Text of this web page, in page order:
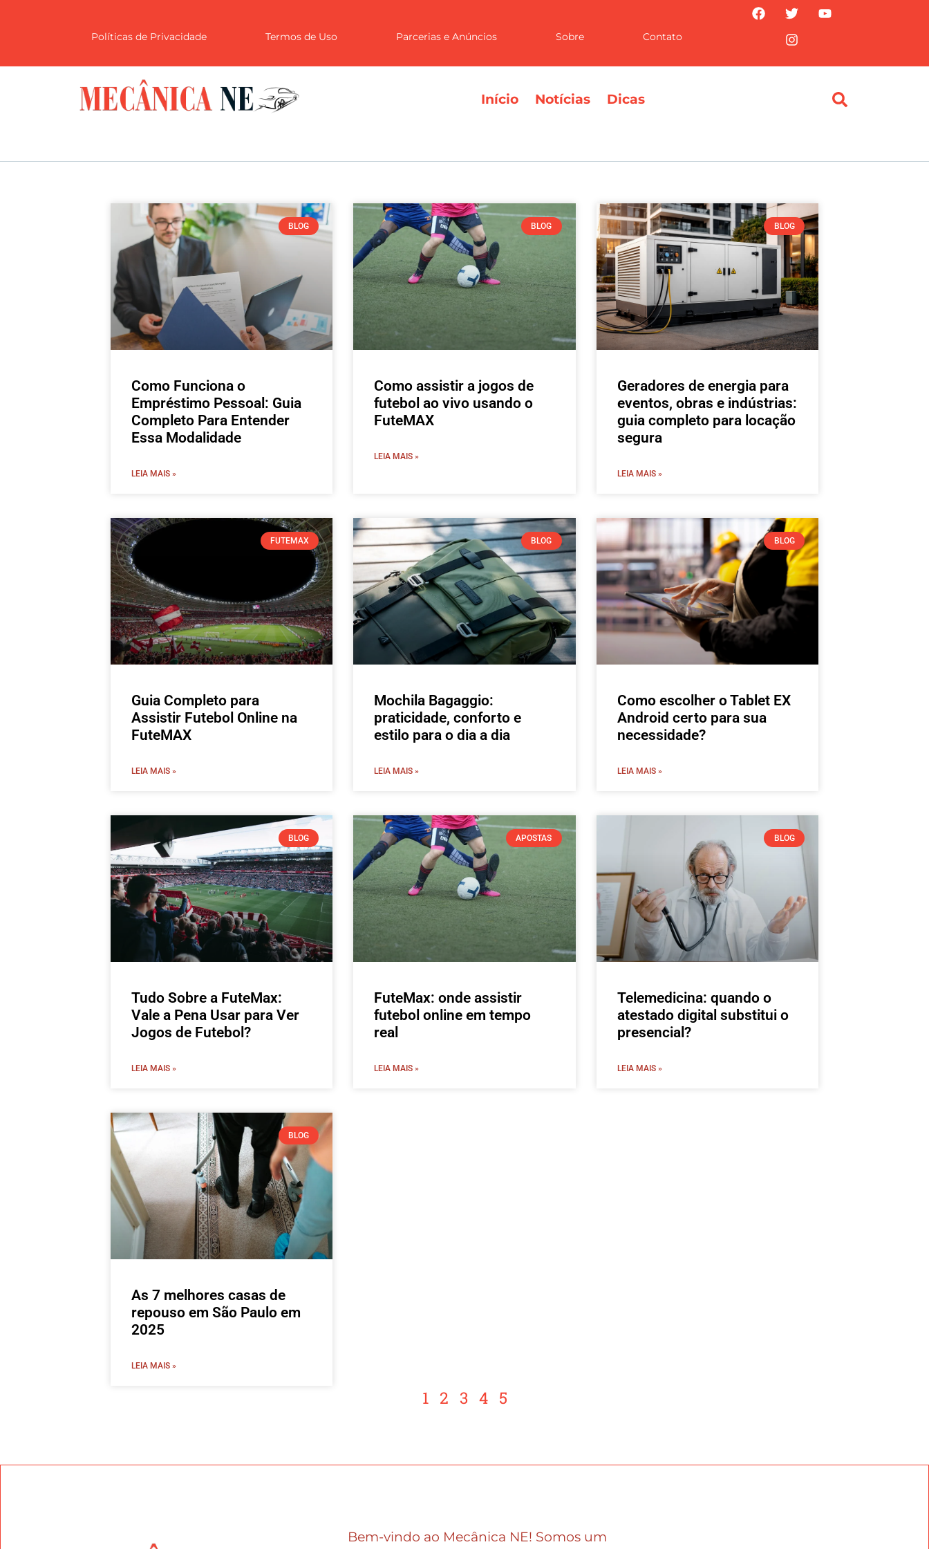
Políticas de Privacidade Termos de Uso Parcerias e Anúncios Sobre Contato
Início Notícias Dicas
BLOG
Como Funciona o
Empréstimo Pessoal: Guia
Completo Para Entender
Essa Modalidade
LEIA MAIS »
BLOG
Como assistir a jogos de
futebol ao vivo usando o
FuteMAX
LEIA MAIS »
BLOG
Geradores de energia para
eventos, obras e indústrias:
guia completo para locação
segura
LEIA MAIS »
FUTEMAX
Guia Completo para
Assistir Futebol Online na
FuteMAX
LEIA MAIS »
BLOG
Mochila Bagaggio:
praticidade, conforto e
estilo para o dia a dia
LEIA MAIS »
BLOG
Como escolher o Tablet EX
Android certo para sua
necessidade?
LEIA MAIS »
BLOG
Tudo Sobre a FuteMax:
Vale a Pena Usar para Ver
Jogos de Futebol?
LEIA MAIS »
APOSTAS
FuteMax: onde assistir
futebol online em tempo
real
LEIA MAIS »
BLOG
Telemedicina: quando o
atestado digital substitui o
presencial?
LEIA MAIS »
BLOG
As 7 melhores casas de
repouso em São Paulo em
2025
LEIA MAIS »
1 2 3 4 5
Bem-vindo ao Mecânica NE! Somos um